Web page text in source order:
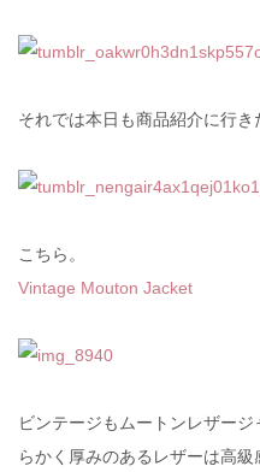
それでは本日も商品紹介に行き
こちら。
Vintage Mouton Jacket
ビンテージもムートンレザー
らかく厚みのあるレザーは高